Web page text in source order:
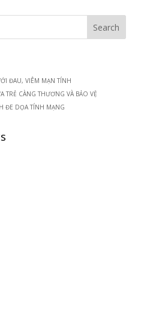
ĐAU, VIÊM MẠN TÍNH
TRẺ CÀNG THƯƠNG VÀ BẢO VỆ
ĐE DỌA TÍNH MẠNG